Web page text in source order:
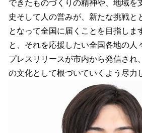
できたものづくりの精神や、地域を
史そして人の営みが、新たな挑戦と
となって全国に届くことを目指しま
と、それを応援したい全国各地の人
プレスリリースが市内から発信され
の文化として根づいていくよう尽力